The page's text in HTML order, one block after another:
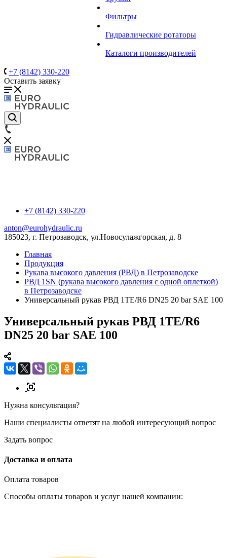
Фильтры
Гидравлические ротаторы
Каталоги производителей
+7 (8142) 330-220
Оставить заявку
+7 (8142) 330-220
anton@eurohydraulic.ru
185023, г. Петрозаводск, ул.Новосулажгорская, д. 8
Главная
Продукция
Рукава высокого давления (РВД) в Петрозаводске
РВД 1SN (рукава высокого давления с одной оплеткой)
в Петрозаводске
Универсальный рукав РВД 1TE/R6 DN25 20 bar SAE 100
Универсальный рукав РВД 1TE/R6
DN25 20 bar SAE 100
Нужна консультация?
Наши специалисты ответят на любой интересующий вопрос
Задать вопрос
Доставка и оплата
Оплата товаров
Способы оплаты товаров и услуг нашей компании: